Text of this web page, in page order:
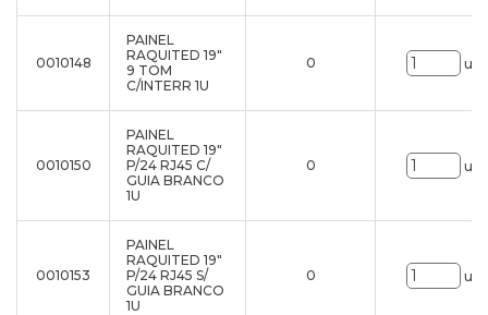
0010148
PAINEL
RAQUITED 19"
9 TOM
C/INTERR 1U
0
0010150
PAINEL
RAQUITED 19"
P/24 RJ45 C/
GUIA BRANCO
1U
0
0010153
PAINEL
RAQUITED 19"
P/24 RJ45 S/
GUIA BRANCO
1U
0